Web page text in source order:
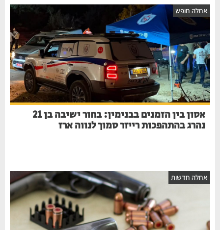
חופש
אסון בין הזמנים בבנימין: בחור ישיבה בן 21
נהרג בהתהפכות רייזר סמוך לנווה ארז
חדשות